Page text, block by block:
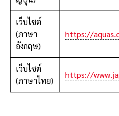
เว็บไซต์
(ภาษา
อังกฤษ)
https://
เว็บไซต์
(ภาษาไทย)
https://